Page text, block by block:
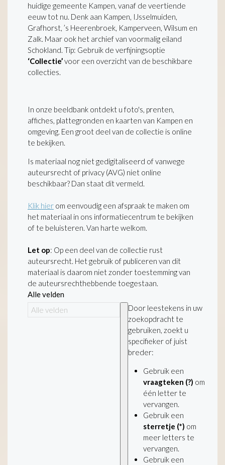
huidige gemeente Kampen, vanaf de veertiende
eeuw tot nu. Denk aan Kampen, IJsselmuiden,
Grafhorst, ’s Heerenbroek, Kamperveen, Wilsum en
Zalk. Maar ook het archief van voormalig eiland
Schokland. Tip: Gebruik de verfijningsoptie
‘Collectie’voor een overzicht van de beschikbare
collecties.
In onze beeldbank ontdekt u foto's, prenten,
affiches, plattegronden en kaarten van Kampen en
omgeving. Een groot deel van de collectie is online
te bekijken.
Is materiaal nog niet gedigitaliseerd of vanwege
auteursrecht of privacy (AVG) niet online
beschikbaar? Dan staat dit vermeld.
Klik hier om eenvoudig een afspraak te maken om
het materiaal in ons informatiecentrum te bekijken
of te beluisteren. Van harte welkom.
Let op: Op een deel van de collectie rust
auteursrecht. Het gebruik of publiceren van dit
materiaal is daarom niet zonder toestemming van
de auteursrechthebbende toegestaan.
Alle velden
Door leestekens in uw
zoekopdracht te
gebruiken, zoekt u
specifieker of juist
breder:
Gebruik een
vraagteken (?) om
één letter te
vervangen.
Gebruik een
sterretje (*) om
meer letters te
vervangen.
Gebruik een